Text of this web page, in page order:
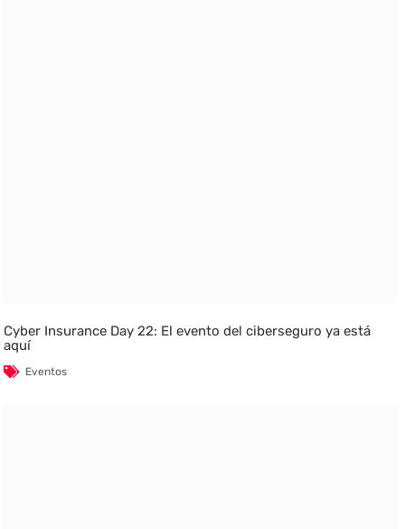
Cyber Insurance Day 22: El evento del ciberseguro ya está
aquí
Eventos